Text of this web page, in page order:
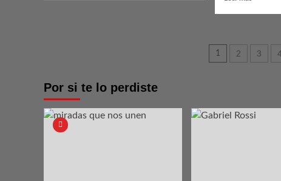
tránsito
1 2 3 4
Por si te lo perdiste